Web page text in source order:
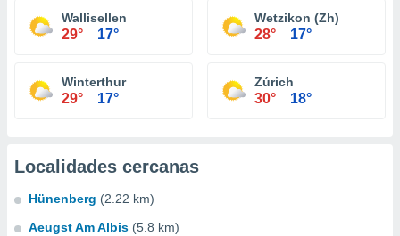
Wallisellen
29° 17°
Wetzikon (Zh)
28° 17°
Winterthur
29° 17°
Zúrich
30° 18°
Localidades cercanas
Hünenberg (2.22 km)
Aeugst Am Albis (5.8 km)